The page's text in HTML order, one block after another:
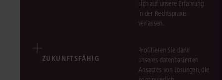
sich auf unsere Erfahrung
in der Rechtspraxis
verlassen.
ZUKUNFTSFÄHIG
Profitieren Sie dank
unseres datenbasierten
Ansatzes von Lösungen, die